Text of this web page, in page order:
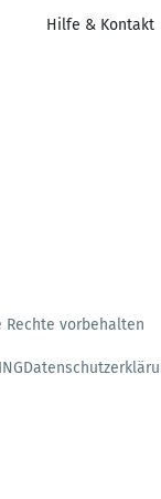
Hilfe & Kontakt
Rechte vorbehalten